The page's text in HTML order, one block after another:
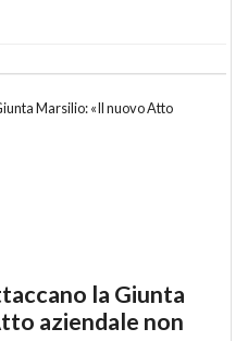
la Giunta
aziendale non